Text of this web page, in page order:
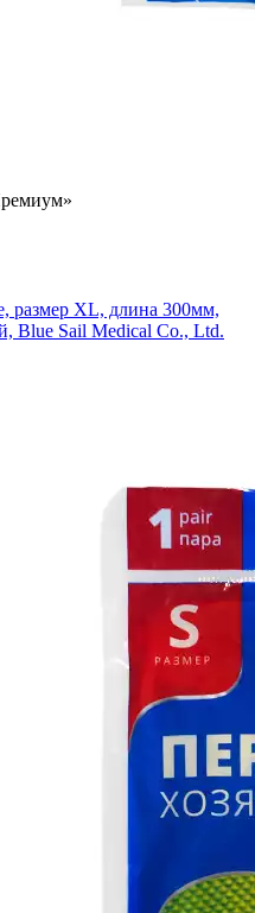
размер XL, длина 300мм,
Blue Sail Medical Co., Ltd.